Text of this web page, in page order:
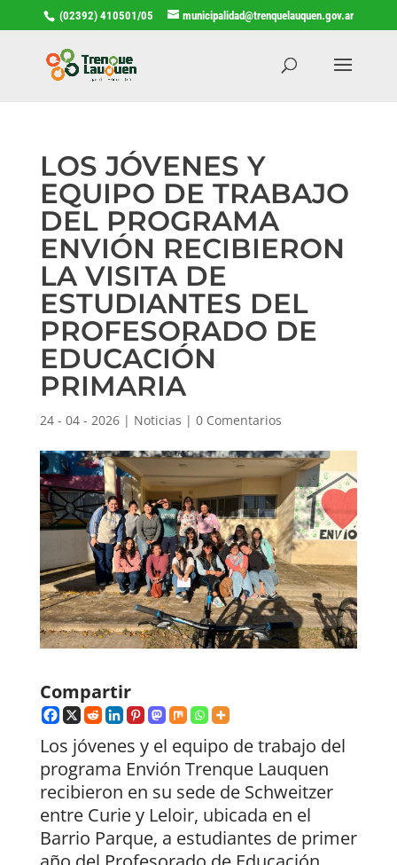
(02392) 410501/05 municipalidad@trenquelauquen.gov.ar
LOS JÓVENES Y
EQUIPO DE TRABAJO
DEL PROGRAMA
ENVIÓN RECIBIERON
LA VISITA DE
ESTUDIANTES DEL
PROFESORADO DE
EDUCACIÓN
PRIMARIA
24 - 04 - 2026| Noticias | 0 Comentarios
Compartir
Los jóvenes y el equipo de trabajo del
programa Envión Trenque Lauquen
recibieron en su sede de Schweitzer
entre Curie y Leloir, ubicada en el
Barrio Parque, a estudiantes de primer